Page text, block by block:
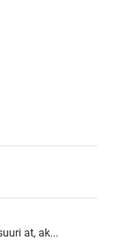
at, ak...